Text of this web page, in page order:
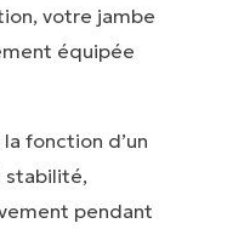
votre jambe
équipée
fonction d’un
stabilité,
pendant